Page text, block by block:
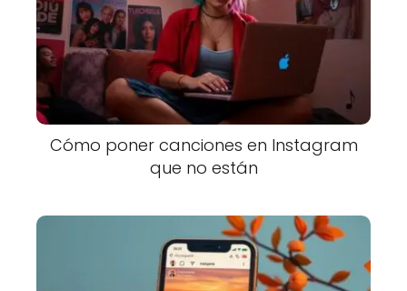
Cómo poner canciones en Instagram
que no están